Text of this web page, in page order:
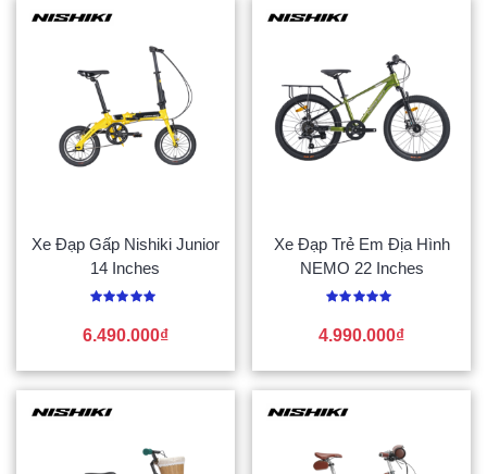
Xe Đạp Gấp Nishiki Junior
14 Inches
xếp
hạng
5
6.490.000₫
Xe Đạp Trẻ Em Địa Hình
NEMO 22 Inches
xếp
hạng
5
4.990.000₫